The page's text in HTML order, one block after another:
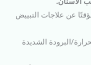
عن علاجات التبييض
البرودة الشديدة